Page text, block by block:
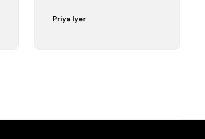
Priya Iyer